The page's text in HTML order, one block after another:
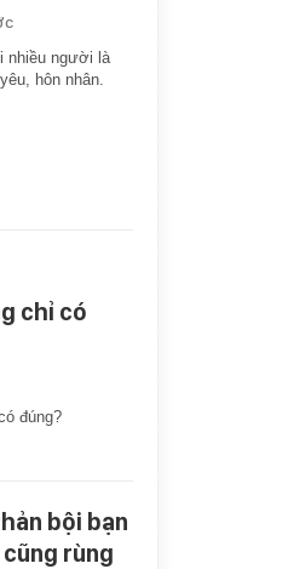
nhiều người là
hôn nhân.
chỉ có
đúng?
bội bạn
rùng